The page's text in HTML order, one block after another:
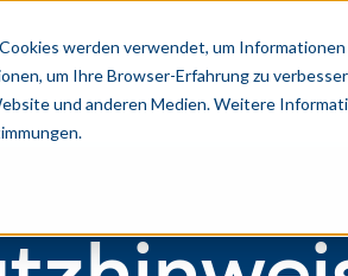
werden verwendet, um Informationen
um Ihre Browser-Erfahrung zu
und anderen Medien. Weitere
PRODUKTION